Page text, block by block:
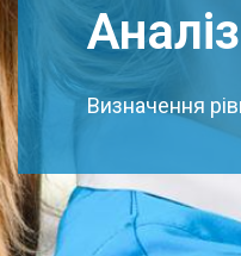
Визначення